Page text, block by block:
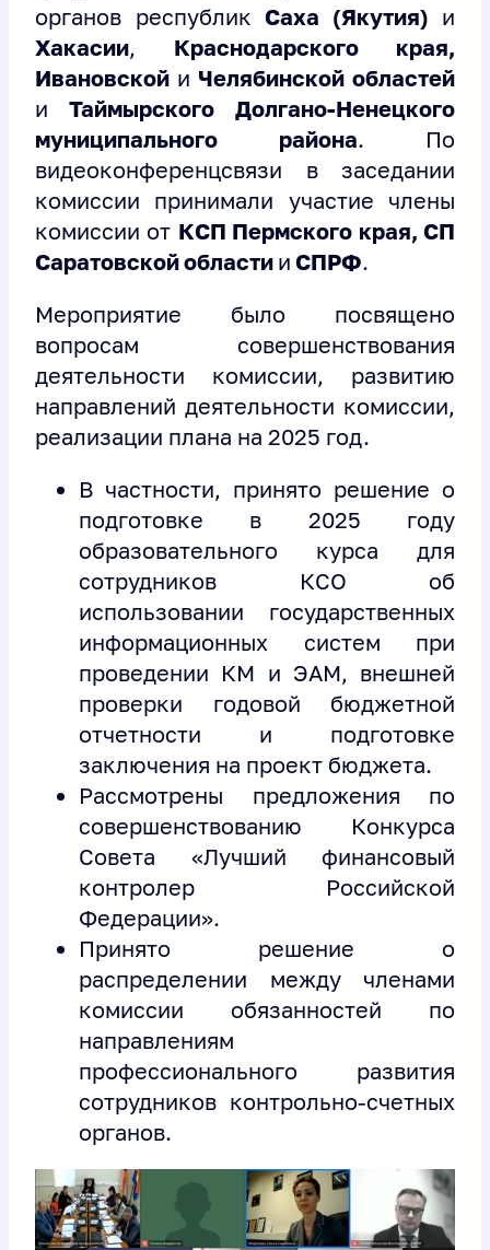
органов республик Саха (Якутия) и
Хакасии, Краснодарского края,
Ивановской иЧелябинской областей
и Таймырского Долгано-Ненецкого
муниципального района. По
видеоконференцсвязи в заседании
комиссии принимали участие члены
комиссии от КСП Пермского края, СП
Саратовской области и СПРФ.
Мероприятие было посвящено
вопросам совершенствования
деятельности комиссии, развитию
направлений деятельности комиссии,
реализации плана на 2025 год.
В частности, принято решение о
подготовке в 2025 году
образовательного курса для
сотрудников КСО об
использовании государственных
информационных систем при
проведении КМ и ЭАМ, внешней
проверки годовой бюджетной
отчетности и подготовке
заключения на проект бюджета.
Рассмотрены предложения по
совершенствованию Конкурса
Совета «Лучший финансовый
контролер Российской
Федерации».
Принято решение о
распределении между членами
комиссии обязанностей по
направлениям
профессионального развития
сотрудников контрольно-счетных
органов.